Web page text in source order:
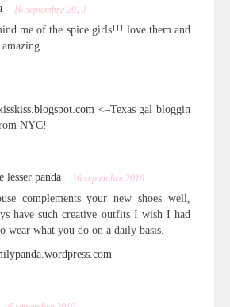
16 septembre 2010
me of the spice girls!!! love them and
<–Texas gal bloggin
NYC!
lesser panda 16 septembre 2010
complements your new shoes well,
have such creative outfits I wish I had
wear what you do on a daily basis.